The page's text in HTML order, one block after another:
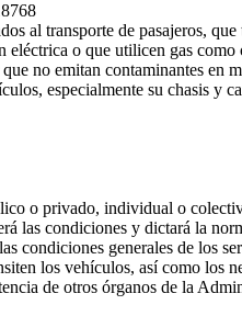
al transporte de pasajeros,
o que utilicen gas
no emitan contaminantes
especialmente su chasis y
o privado, individual o
las condiciones y dictará la
condiciones generales de los
los vehículos, así como
de otros órganos de la